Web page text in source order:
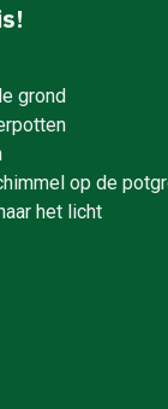
grond
op de
het licht